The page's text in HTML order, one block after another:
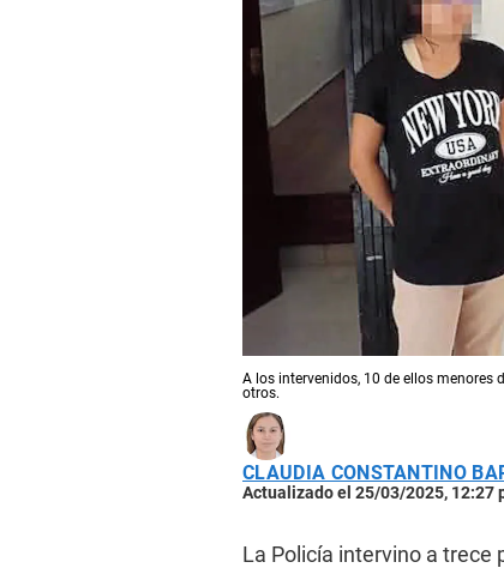
A los intervenidos, 10 de ellos menores
otros.
CLAUDIA CONSTANTINO
Actualizado el 25/03/2025, 12:27
La Policía intervino a trece